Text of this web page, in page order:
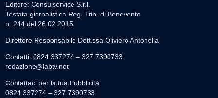
Editore: Consulservice S.r.l.
Testata giornalistica Reg. Trib. di Benevento
n. 244 del 26.02.2015
Direttore Responsabile Dott.ssa Oliviero Antonella
Contatti: 0824.337274 – 327.7390733
redazione@labtv.net
Contattaci per la tua Pubblicità:
0824.337274 – 327.7390733